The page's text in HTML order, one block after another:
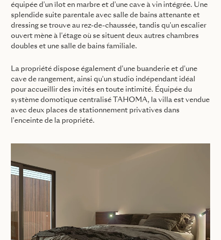
équipée d'un îlot en marbre et d'une cave à vin intégrée. Une
splendide suite parentale avec salle de bains attenante et
dressing se trouve au rez-de-chaussée, tandis qu'un escalier
ouvert mène à l'étage où se situent deux autres chambres
doubles et une salle de bains familiale.
La propriété dispose également d'une buanderie et d'une
cave de rangement, ainsi qu'un studio indépendant idéal
pour accueillir des invités en toute intimité. Équipée du
système domotique centralisé TAHOMA, la villa est vendue
avec deux places de stationnement privatives dans
l'enceinte de la propriété.